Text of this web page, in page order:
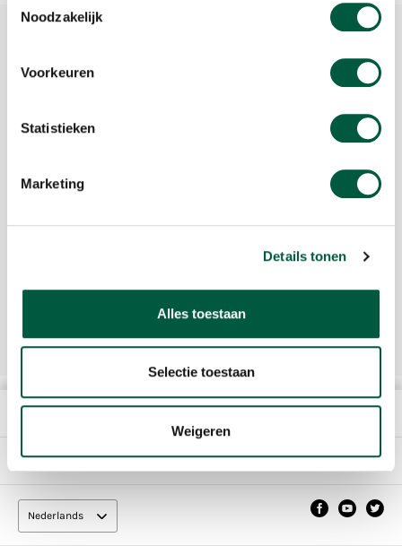
Noodzakelijk
Voorkeuren
Statistieken
Marketing
Details tonen
Alles toestaan
Selectie toestaan
Weigeren
Bezoekadres
Jan van Galenstraat 4
Postadres
Youtube
LinkedIn
DIRECT NAAR
Nederlands